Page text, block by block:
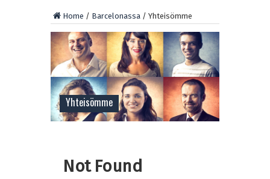
Home / Barcelonassa / Yhteisömme
Yhteisömme
Not Found